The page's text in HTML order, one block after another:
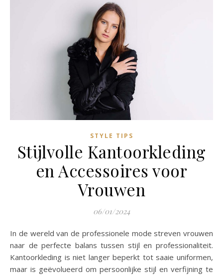
STYLE TIPS
Stijlvolle Kantoorkleding
en Accessoires voor
Vrouwen
06/01/2024
In de wereld van de professionele mode streven vrouwen
naar de perfecte balans tussen stijl en professionaliteit.
Kantoorkleding is niet langer beperkt tot saaie uniformen,
maar is geëvolueerd om persoonlijke stijl en verfijning te